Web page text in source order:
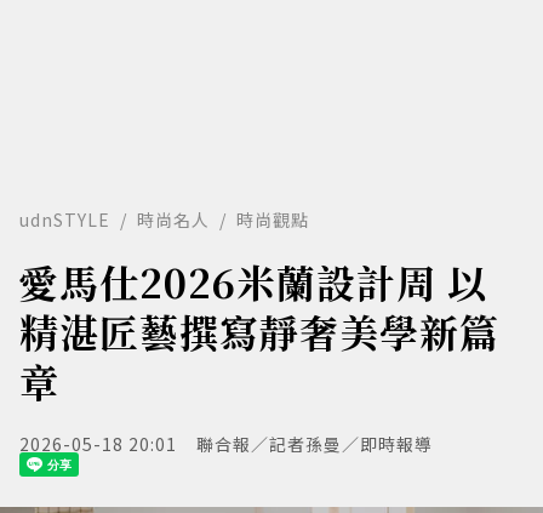
udnSTYLE 時尚名人 時尚觀點
愛馬仕2026米蘭設計周 以
精湛匠藝撰寫靜奢美學新篇
章
2026-05-18 20:01 聯合報／記者孫曼／即時報導